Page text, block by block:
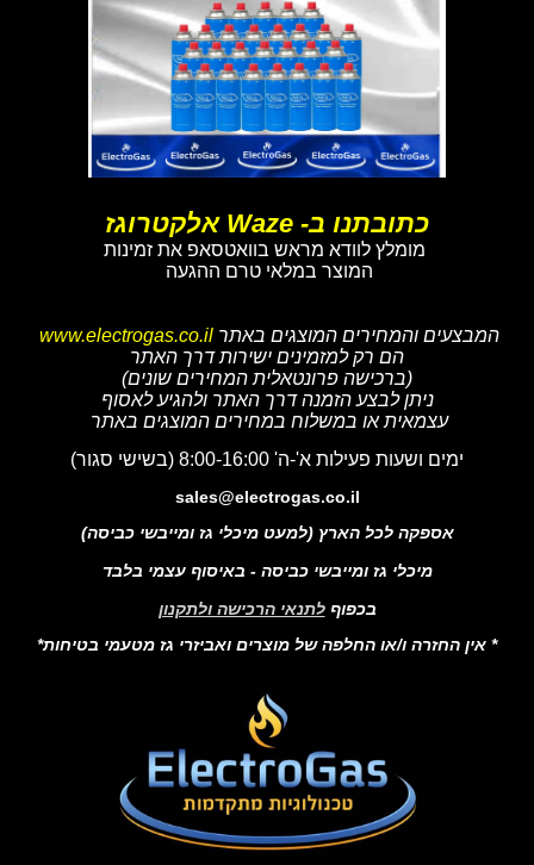
כתובתנו ב- Waze אלקטרוגז
מומלץ לוודא מראש בוואטסאפ את זמינות
המוצר במלאי טרם ההגעה
המבצעים והמחירים המוצגים באתר www.electrogas.co.il
הם רק למזמינים ישירות דרך האתר
(ברכישה פרונטאלית המחירים שונים)
ניתן לבצע הזמנה דרך האתר ולהגיע לאסוף
עצמאית או במשלוח במחירים המוצגים באתר
ימים ושעות פעילות א'-ה' 8:00-16:00 (בשישי סגור)
sales@electrogas.co.il
אספקה לכל הארץ (למעט מיכלי גז ומייבשי כביסה)
מיכלי גז ומייבשי כביסה - באיסוף עצמי בלבד
בכפוף לתנאי הרכישה ולתקנון
* אין החזרה ו/או החלפה של מוצרים ואביזרי גז מטעמי בטיחות*